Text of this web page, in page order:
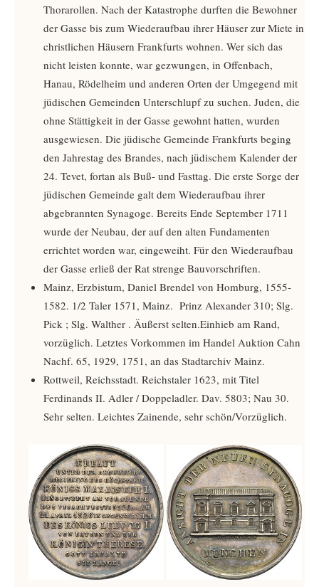
Thorarollen. Nach der Katastrophe durften die Bewohner
der Gasse bis zum Wiederaufbau ihrer Häuser zur Miete in
christlichen Häusern Frankfurts wohnen. Wer sich das
nicht leisten konnte, war gezwungen, in Offenbach,
Hanau, Rödelheim und anderen Orten der Umgegend mit
jüdischen Gemeinden Unterschlupf zu suchen. Juden, die
ohne Stättigkeit in der Gasse gewohnt hatten, wurden
ausgewiesen. Die jüdische Gemeinde Frankfurts beging
den Jahrestag des Brandes, nach jüdischem Kalender der
24. Tevet, fortan als Buß- und Fasttag. Die erste Sorge der
jüdischen Gemeinde galt dem Wiederaufbau ihrer
abgebrannten Synagoge. Bereits Ende September 1711
wurde der Neubau, der auf den alten Fundamenten
errichtet worden war, eingeweiht. Für den Wiederaufbau
der Gasse erließ der Rat strenge Bauvorschriften.
Mainz, Erzbistum, Daniel Brendel von Homburg, 1555-
1582. 1/2 Taler 1571, Mainz. Prinz Alexander 310; Slg.
Pick ­; Slg. Walther ­. Äußerst selten.Einhieb am Rand,
vorzüglich. Letztes Vorkommen im Handel Auktion Cahn
Nachf. 65, 1929, 1751, an das Stadtarchiv Mainz.
Rottweil, Reichsstadt. Reichstaler 1623, mit Titel
Ferdinands II. Adler / Doppeladler. Dav. 5803; Nau 30.
Sehr selten. Leichtes Zainende, sehr schön/Vorzüglich.